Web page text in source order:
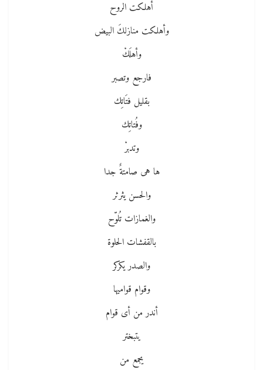
أهلكت الروح
وأهلكت منازلكَ البيض
وأهلَكْ
فارجع وتصبر
بقليل فتَاتِك
وفُتاتِك
وتدبرْ
ها هى صامتةٌ جدا
والحسن يثرثر
والغمازات تُلوّح
بالقفشات الحلوة
والصدر يكركر
وقوام قواميها
أندر من أى قوام
يتبختر
يجمع من